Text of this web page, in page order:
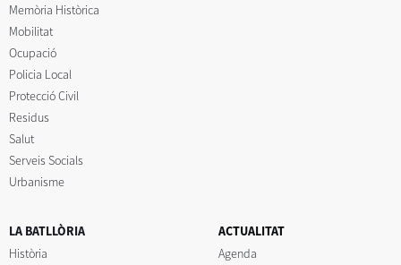
Memòria Històrica
Mobilitat
Ocupació
Policia Local
Protecció Civil
Residus
Salut
Serveis Socials
Urbanisme
LA BATLLÒRIA
Història
ACTUALITAT
Agenda